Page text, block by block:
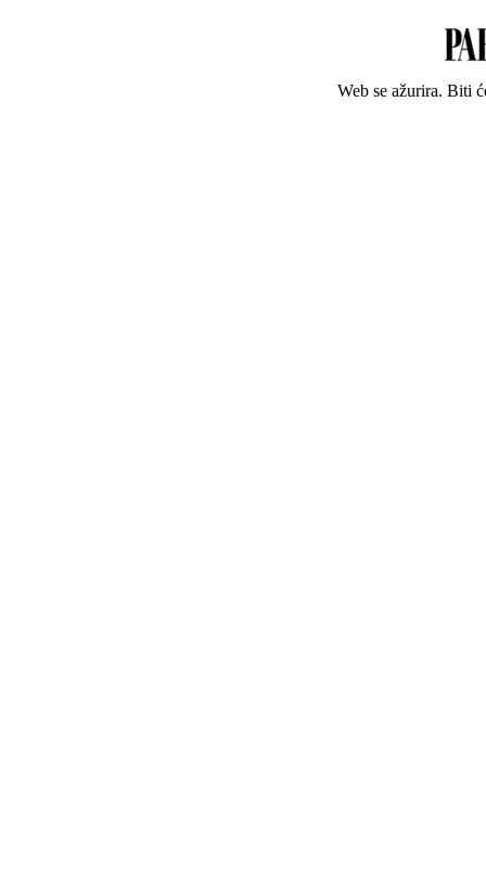
Web se ažurira. Biti